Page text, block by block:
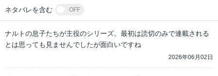
ネタバレを含む OFF
ナルトの息子たちが主役のシリーズ。最初は読切のみで連載される
とは思っても見ませんでしたが面白いですね
2026年06月02日